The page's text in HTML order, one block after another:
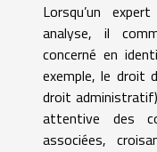
Lorsqu’un
analyse, il
concerné en
exemple, le droit
droit
attentive des
associées,